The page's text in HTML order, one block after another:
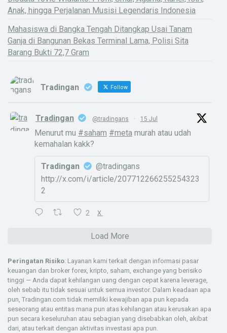
Anak, hingga Perjalanan Musisi Legendaris Indonesia
Mahasiswa di Bangka Tengah Ditangkap Usai Tanam
Ganja di Bangunan Bekas Terminal Lama, Polisi Sita
Barang Bukti 72,7 Gram
Tradingan Follow
Tradingan @tradingans · 15 Jul
Menurut mu #saham #meta murah atau udah
kemahalan kakk?
Tradingan
@tradingans
http://x.com/i/article/207712266255254323
2
2 X
Load More
Peringatan Risiko: Layanan kami terkait dengan informasi pasar
keuangan dan broker forex, kripto, saham, exchange yang berisiko
tinggi — Anda dapat kehilangan uang dengan cepat karena leverage,
oleh sebab itu tidak sesuai untuk semua investor. Dalam keadaan apa
pun, Tradingan.com tidak memiliki kewajiban apa pun kepada
seseorang atau entitas mana pun atas kehilangan atau kerusakan apa
pun secara keseluruhan atau sebagian yang disebabkan oleh, akibat
dari, atau terkait dengan aktivitas investasi apa pun.